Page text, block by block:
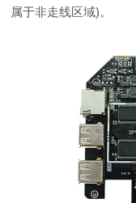
属于非走线区域)。